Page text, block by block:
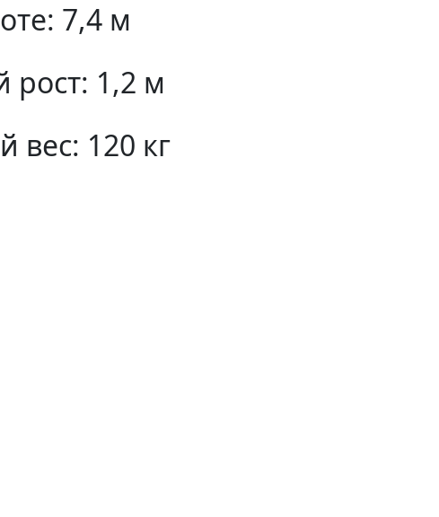
7,4 м
1,2 м
вес: 120 кг